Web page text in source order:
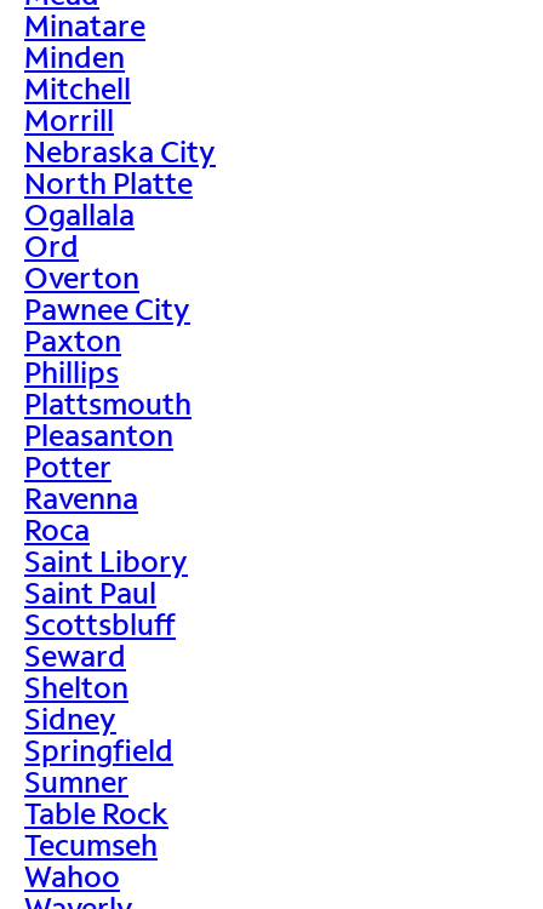
Minatare
Minden
Mitchell
Morrill
Nebraska City
North Platte
Ogallala
Ord
Overton
Pawnee City
Paxton
Phillips
Plattsmouth
Pleasanton
Potter
Ravenna
Roca
Saint Libory
Saint Paul
Scottsbluff
Seward
Shelton
Sidney
Springfield
Sumner
Table Rock
Tecumseh
Wahoo